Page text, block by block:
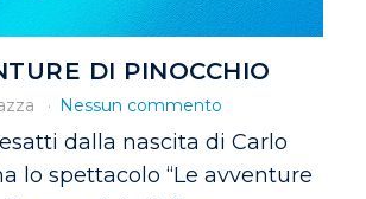
DI PINOCCHIO
Nessun commento
dalla nascita di Carlo
lo spettacolo “Le avventure